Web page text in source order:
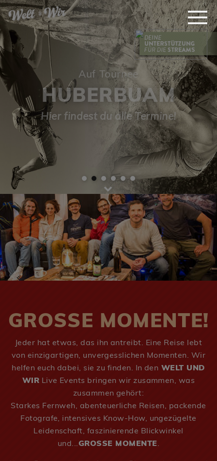
GROSSE MOMENTE!
Jeder hat etwas, das ihn antreibt. Eine Reise lebt
von einzigartigen, unvergesslichen Momenten. Wir
helfen euch dabei, sie zu finden. In den WELT UND
WIR Live Events bringen wir zusammen, was
zusammen gehört:
Starkes Fernweh, abenteuerliche Reisen, packende
Fotografe, intensives Know-How, ungezügelte
Leidenschaft, faszinierende Blickwinkel
und...GROSSE MOMENTE.